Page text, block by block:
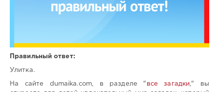
Правильный ответ:
Улитка.
На сайте dumaika.com, в разделе " все загадки," вы